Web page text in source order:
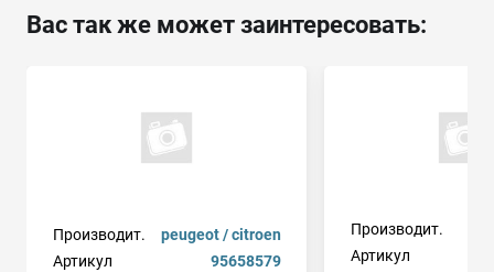
Вас так же может заинтересовать:
Производит.
peugeot / citroen
Артикул
95658579
Производит.
Артикул